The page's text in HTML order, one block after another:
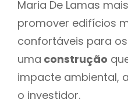
Maria De Lamas
promover edifícios
confortáveis para
uma construção
impacte ambiental,
o investidor.